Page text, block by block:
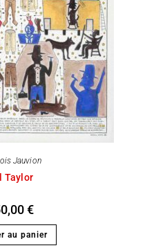
Jauvion
Taylor
€
au panier